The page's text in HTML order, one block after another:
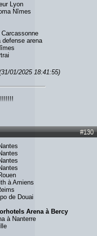
Lyon
Nîmes
arena
01/2025 18:41:55)
#130
à Amiens
de Douai
Arena à Bercy
à Nanterre